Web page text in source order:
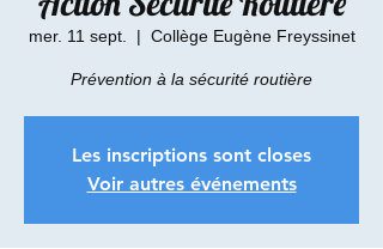
mer. 11 sept.
  |
Collège Eugène Freyssinet
Prévention à la sécurité routière
Les inscriptions sont closes
Voir autres événements